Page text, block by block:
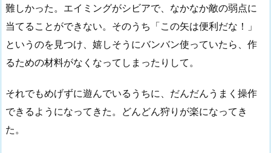
難しかった。エイミングがシビアで、なかなか敵の弱点に
当てることができない。そのうち「この矢は便利だな！」
というのを見つけ、嬉しそうにバンバン使っていたら、作
るための材料がなくなってしまったりして。
それでもめげずに遊んでいるうちに、だんだんうまく操作
できるようになってきた。どんどん狩りが楽になってき
た。